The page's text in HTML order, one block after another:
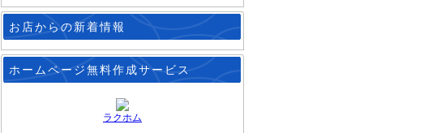
お店からの新着情報
ホームページ無料作成サービス
ラクホム